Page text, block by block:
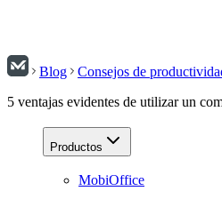
Blog
Consejos de
5 ventajas evidentes de utilizar un
Productos
MobiOffice